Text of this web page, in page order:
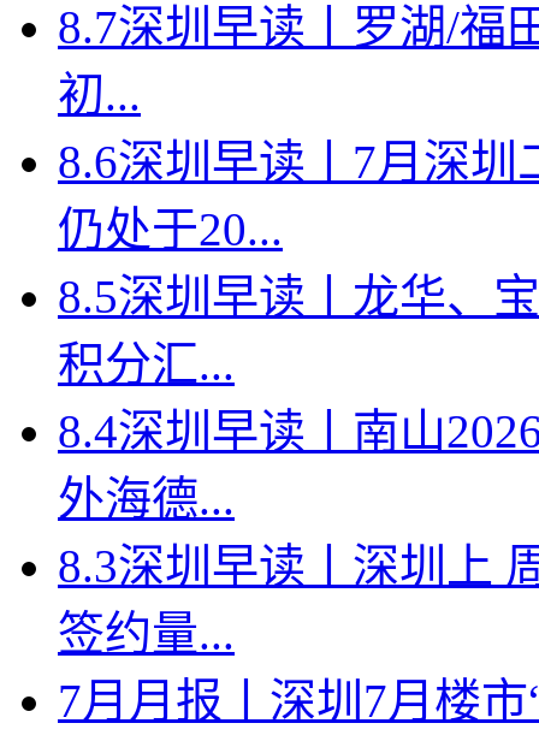
8.7深圳早读丨罗湖/福
初...
8.6深圳早读丨7月深
仍处于20...
8.5深圳早读丨龙华、
积分汇...
8.4深圳早读丨南山
外海德...
8.3深圳早读丨深圳上
签约量...
7月月报丨深圳7月楼